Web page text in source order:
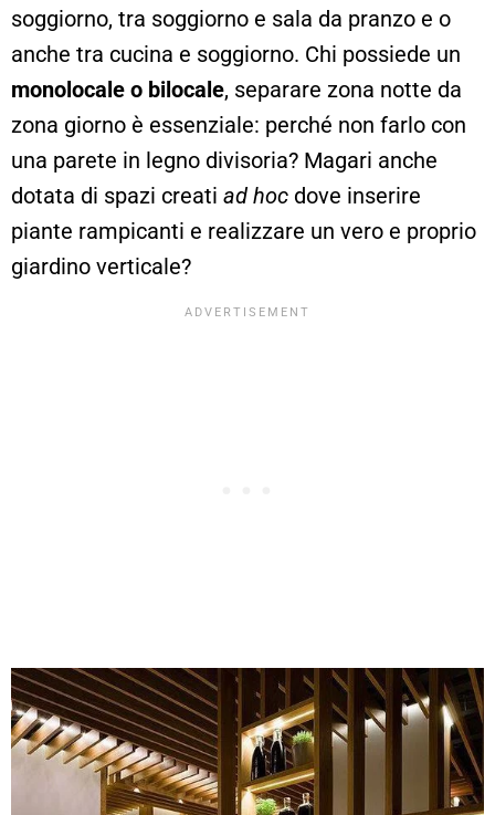
soggiorno, tra soggiorno e sala da pranzo e o
anche tra cucina e soggiorno. Chi possiede un
monolocale o bilocale, separare zona notte da
zona giorno è essenziale: perché non farlo con
una parete in legno divisoria? Magari anche
dotata di spazi creati ad hoc dove inserire
piante rampicanti e realizzare un vero e proprio
giardino verticale?